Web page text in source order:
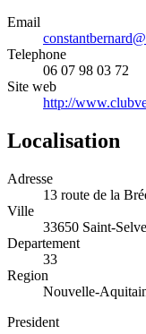
Email
Telephone
06 07 98 03 72
Site web
http://
Localisation
Adresse
13 route de la
Ville
33650 Saint-Selve
Departement
33
Region
Nouvelle-
President